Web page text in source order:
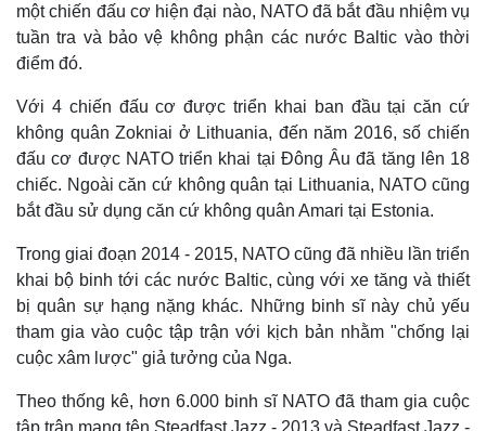
Chứng khoán
Giá cà phê
một chiến đấu cơ hiện đại nào, NATO đã bắt đầu nhiệm vụ
tuần tra và bảo vệ không phận các nước Baltic vào thời
điểm đó.
Với 4 chiến đấu cơ được triển khai ban đầu tại căn cứ
không quân Zokniai ở Lithuania, đến năm 2016, số chiến
đấu cơ được NATO triển khai tại Đông Âu đã tăng lên 18
chiếc. Ngoài căn cứ không quân tại Lithuania, NATO cũng
bắt đầu sử dụng căn cứ không quân Amari tại Estonia.
Trong giai đoạn 2014 - 2015, NATO cũng đã nhiều lần triển
khai bộ binh tới các nước Baltic, cùng với xe tăng và thiết
bị quân sự hạng nặng khác. Những binh sĩ này chủ yếu
tham gia vào cuộc tập trận với kịch bản nhằm "chống lại
cuộc xâm lược" giả tưởng của Nga.
Theo thống kê, hơn 6.000 binh sĩ NATO đã tham gia cuộc
tập trận mang tên Steadfast Jazz - 2013 và Steadfast Jazz -